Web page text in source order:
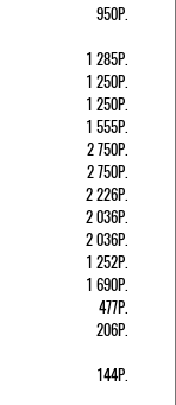
950Р.
1 285Р.
1 250Р.
1 250Р.
1 555Р.
2 750Р.
2 750Р.
2 226Р.
2 036Р.
2 036Р.
1 252Р.
1 690Р.
477Р.
206Р.
144Р.